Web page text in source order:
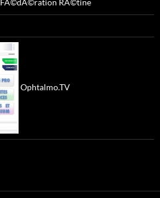
FÃ©dÃ©ration RÃ©tine
Ophtalmo.TV